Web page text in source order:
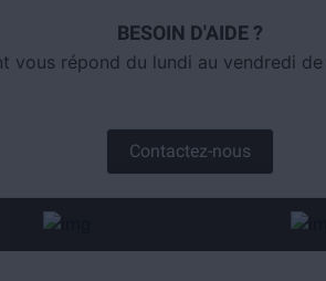
BESOIN D'AIDE ?
vous répond du lundi au vendredi de
Contactez-nous